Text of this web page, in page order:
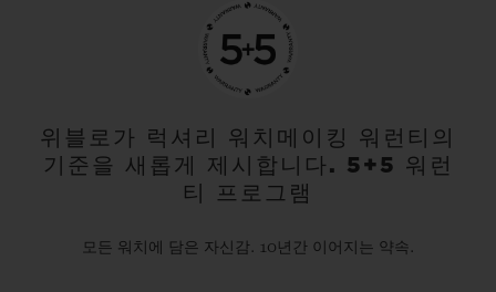
위블로가 럭셔리 워치메이킹 워런티의
기준을 새롭게 제시합니다. 5+5 워런
티 프로그램
모든 워치에 담은 자신감. 10년간 이어지는 약속.